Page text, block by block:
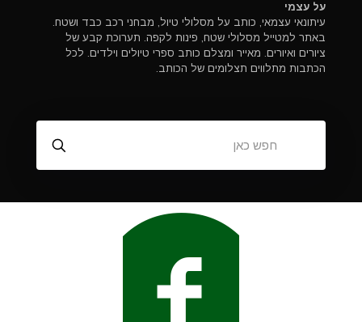
על עצמי
עיתונאי עצמאי, כותב על מסלולי טיול, מבחני רכב כבד ושטח.
באתר למטייל מסלולי שטח, פינות לקפה. תערוכת קבע של
ציורים ואיורים. מאייר ומצלם כותב ספרי טיולים וילדים. לכל
הכתבות מתלווים תצלומים של הכותב.